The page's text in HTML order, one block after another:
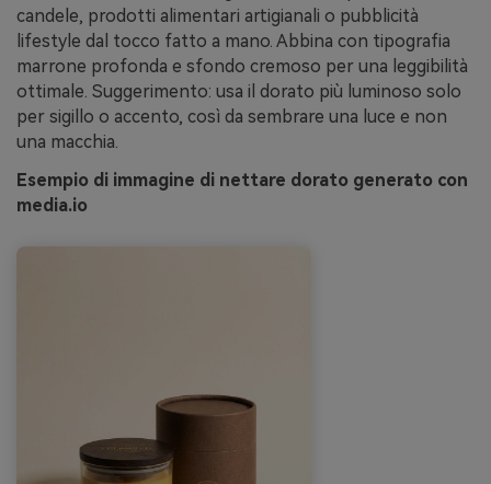
candele, prodotti alimentari artigianali o pubblicità
lifestyle dal tocco fatto a mano. Abbina con tipografia
marrone profonda e sfondo cremoso per una leggibilità
ottimale. Suggerimento: usa il dorato più luminoso solo
per sigillo o accento, così da sembrare una luce e non
una macchia.
Esempio di immagine di nettare dorato generato con
media.io